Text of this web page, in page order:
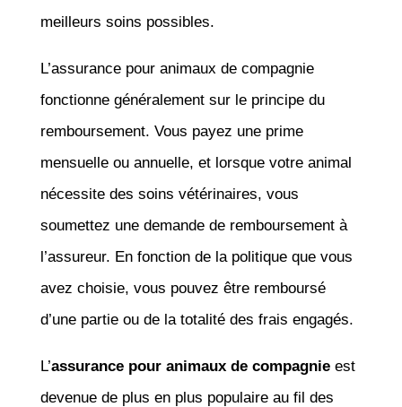
meilleurs soins possibles.
L’assurance pour animaux de compagnie
fonctionne généralement sur le principe du
remboursement. Vous payez une prime
mensuelle ou annuelle, et lorsque votre animal
nécessite des soins vétérinaires, vous
soumettez une demande de remboursement à
l’assureur. En fonction de la politique que vous
avez choisie, vous pouvez être remboursé
d’une partie ou de la totalité des frais engagés.
L’assurance pour animaux de compagnieest
devenue de plus en plus populaire au fil des